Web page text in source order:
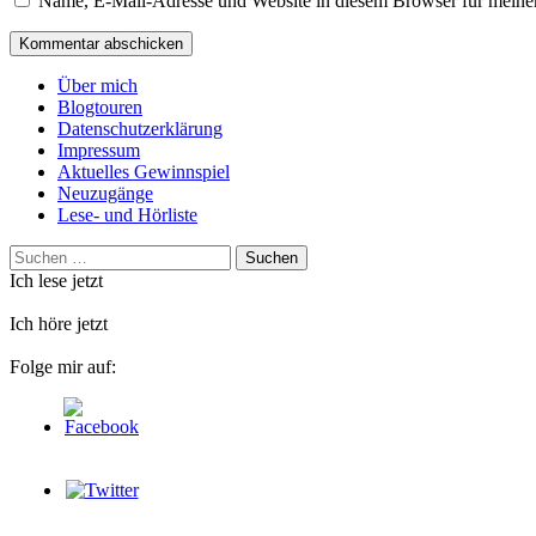
Über mich
Blogtouren
Datenschutzerklärung
Impressum
Aktuelles Gewinnspiel
Neuzugänge
Lese- und Hörliste
Suchen
nach:
Ich lese jetzt
Ich höre jetzt
Folge mir auf: